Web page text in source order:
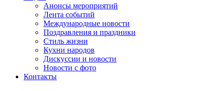
Анонсы мероприятий
Лента событий
Международные новости
Поздравления и праздники
Cтиль жизни
Кухни народов
Дискуссии и новости
Новости с фото
Контакты